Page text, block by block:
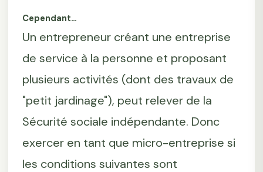
Cependant…
Un entrepreneur créant une entreprise
de service à la personne et proposant
plusieurs activités (dont des travaux de
"petit jardinage"), peut relever de la
Sécurité sociale indépendante. Donc
exercer en tant que micro-entreprise si
les conditions suivantes sont